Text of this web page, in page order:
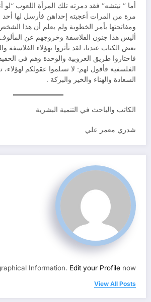
أما ” نيتشه” فقد دمرته تلك المرأة اللعوب
مرة من المرات أعجبته إحداهن فأرسل لها أحد
ومفاتحتها بأمر الخطوبة ولم يعلم أن هذا
أليس هذا جنون الفلاسفة وخروجهم عن
بعض الكتاب عندنا، لقد تأثروا بهؤلاء الفلاسفة
فاختاروا طريق العزوبية والوحدة وهم في
الفلسفية فأقول لهم: لا تسلموا عقولكم
السعادة والهناء والخير والبركة .
الكاتب والباحث في التنمية البشرية
شدري معمر علي
Information. Edit your Profile now.
View All Posts